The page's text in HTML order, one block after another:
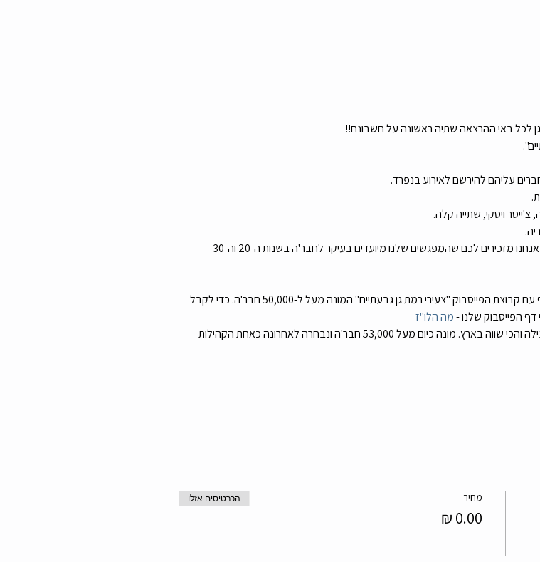
לכל באי ההרצאה שתיה ראשונה על חשבונם!!
עליהם להירשם לאירוע בנפרד.
ויסקי, שתייה קלה.
מה הלו"ז מארגנים כ-15 אירועים לצעירים מדי חודש בשיתוף עם קבוצת הפייסבוק "צעירי רמת גן גבעתיים" המונה מעל ל-50,000 חבר'ה. כדי לקבל
דף הפייסבוק שלנו - מה הלו"ז
, צעירי רמת גן גבעתיים - קבוצת הצעירים הכי גדולה, הכי פעילה והכי שווה בארץ. מונה כיום מעל 53,000 חבר'ה ונבחרה לאחרונה כאחת הקהילות
מחיר הכרטיסים אזלו